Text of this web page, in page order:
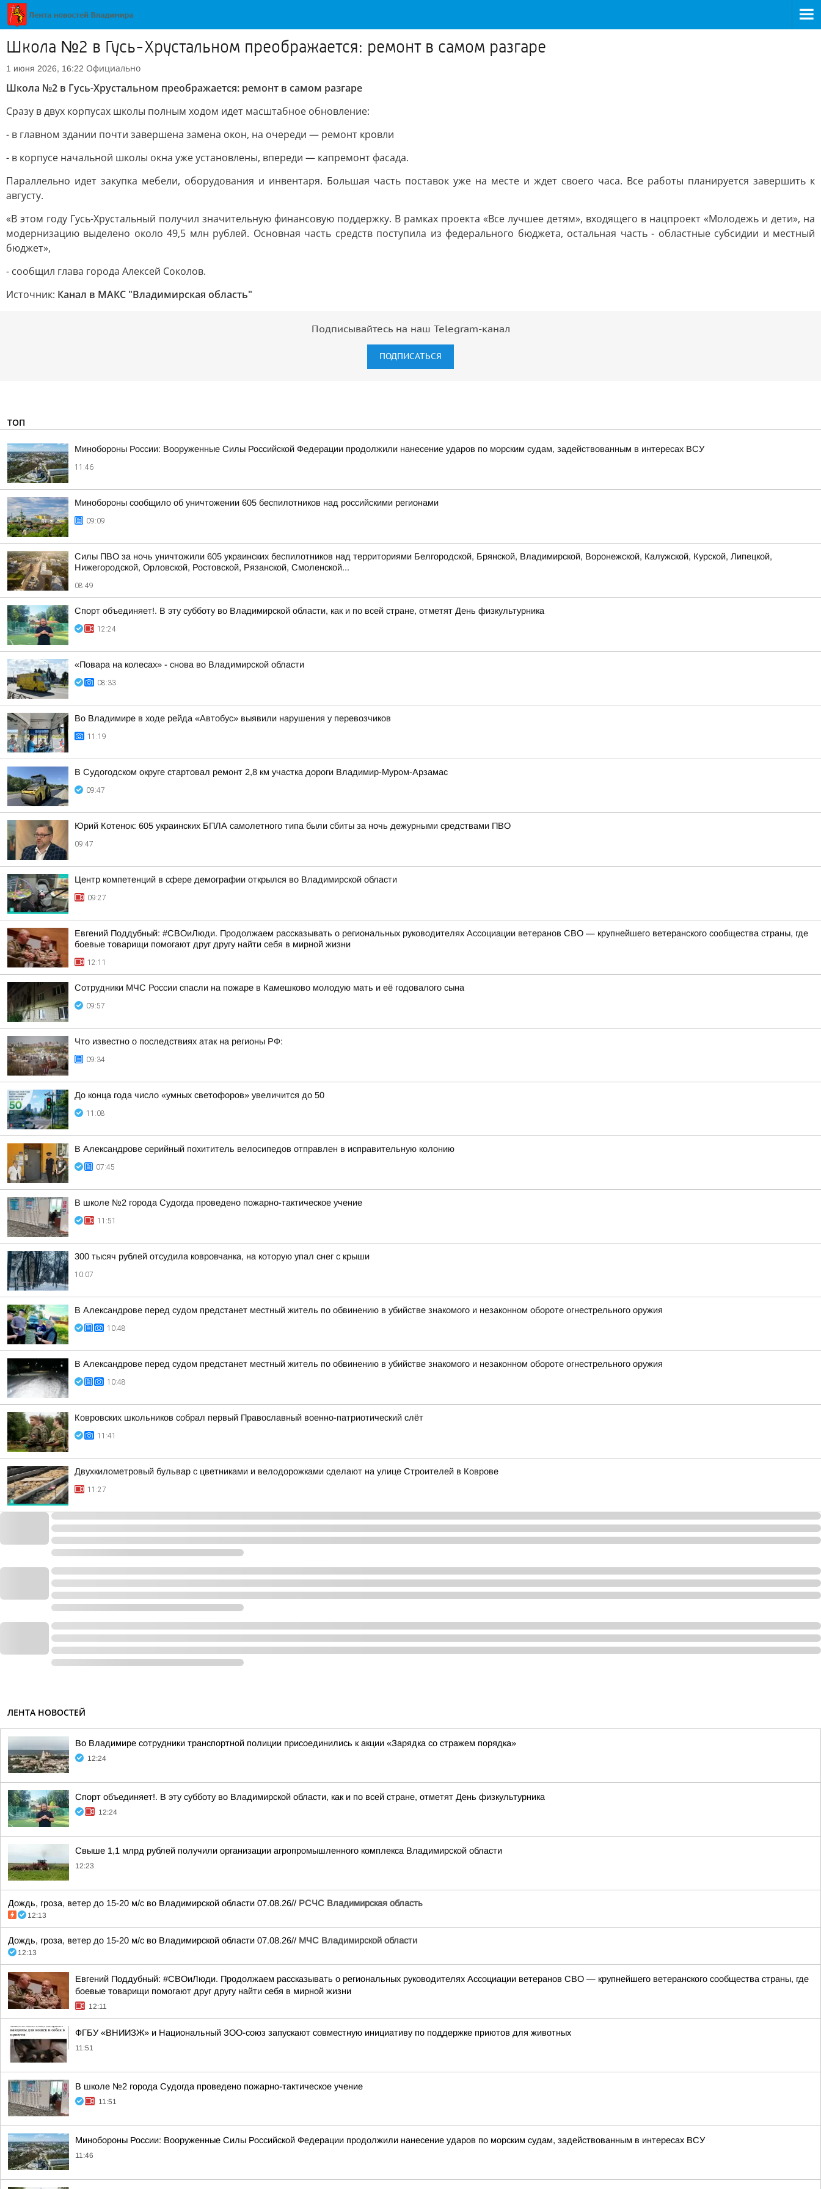
Школа №2 в Гусь-Хрустальном преображается: ремонт в самом разгаре
1 июня 2026, 16:22 Официально
Школа №2 в Гусь-Хрустальном преображается: ремонт в самом разгаре
Сразу в двух корпусах школы полным ходом идет масштабное обновление:
- в главном здании почти завершена замена окон, на очереди — ремонт кровли
- в корпусе начальной школы окна уже установлены, впереди — капремонт фасада.
Параллельно идет закупка мебели, оборудования и инвентаря. Большая часть поставок уже на месте и ждет своего часа. Все работы планируется завершить к
августу.
«В этом году Гусь-Хрустальный получил значительную финансовую поддержку. В рамках проекта «Все лучшее детям», входящего в нацпроект «Молодежь и дети», на
модернизацию выделено около 49,5 млн рублей. Основная часть средств поступила из федерального бюджета, остальная часть - областные субсидии и местный
бюджет»,
- сообщил глава города Алексей Соколов.
Источник: Канал в МАКС "Владимирская область"
Подписывайтесь на наш Telegram-канал
ПОДПИСАТЬСЯ
ТОП
Минобороны России: Вооруженные Силы Российской Федерации продолжили нанесение ударов по морским судам, задействованным в интересах ВСУ
11:46
Минобороны сообщило об уничтожении 605 беспилотников над российскими регионами
09:09
Силы ПВО за ночь уничтожили 605 украинских беспилотников над территориями Белгородской, Брянской, Владимирской, Воронежской, Калужской, Курской, Липецкой,
Нижегородской, Орловской, Ростовской, Рязанской, Смоленской...
08:49
Спорт объединяет!. В эту субботу во Владимирской области, как и по всей стране, отметят День физкультурника
12:24
«Повара на колесах» - снова во Владимирской области
08:33
Во Владимире в ходе рейда «Автобус» выявили нарушения у перевозчиков
11:19
В Судогодском округе стартовал ремонт 2,8 км участка дороги Владимир-Муром-Арзамас
09:47
Юрий Котенок: 605 украинских БПЛА самолетного типа были сбиты за ночь дежурными средствами ПВО
09:47
Центр компетенций в сфере демографии открылся во Владимирской области
09:27
Евгений Поддубный: #СВОиЛюди. Продолжаем рассказывать о региональных руководителях Ассоциации ветеранов СВО — крупнейшего ветеранского сообщества страны, где
боевые товарищи помогают друг другу найти себя в мирной жизни
12:11
Сотрудники МЧС России спасли на пожаре в Камешково молодую мать и её годовалого сына
09:57
Что известно о последствиях атак на регионы РФ:
09:34
До конца года число «умных светофоров» увеличится до 50
11:08
В Александрове серийный похититель велосипедов отправлен в исправительную колонию
07:45
В школе №2 города Судогда проведено пожарно-тактическое учение
11:51
300 тысяч рублей отсудила ковровчанка, на которую упал снег с крыши
10:07
В Александрове перед судом предстанет местный житель по обвинению в убийстве знакомого и незаконном обороте огнестрельного оружия
10:48
В Александрове перед судом предстанет местный житель по обвинению в убийстве знакомого и незаконном обороте огнестрельного оружия
10:48
Ковровских школьников собрал первый Православный военно-патриотический слёт
11:41
Двухкилометровый бульвар с цветниками и велодорожками сделают на улице Строителей в Коврове
11:27
ЛЕНТА НОВОСТЕЙ
Во Владимире сотрудники транспортной полиции присоединились к акции «Зарядка со стражем порядка»
12:24
Спорт объединяет!. В эту субботу во Владимирской области, как и по всей стране, отметят День физкультурника
12:24
Свыше 1,1 млрд рублей получили организации агропромышленного комплекса Владимирской области
12:23
Дождь, гроза, ветер до 15-20 м/с во Владимирской области 07.08.26// РСЧС Владимирская область
12:13
Дождь, гроза, ветер до 15-20 м/с во Владимирской области 07.08.26// МЧС Владимирской области
12:13
Евгений Поддубный: #СВОиЛюди. Продолжаем рассказывать о региональных руководителях Ассоциации ветеранов СВО — крупнейшего ветеранского сообщества страны, где
боевые товарищи помогают друг другу найти себя в мирной жизни
12:11
ФГБУ «ВНИИЗЖ» и Национальный ЗОО-союз запускают совместную инициативу по поддержке приютов для животных
11:51
В школе №2 города Судогда проведено пожарно-тактическое учение
11:51
Минобороны России: Вооруженные Силы Российской Федерации продолжили нанесение ударов по морским судам, задействованным в интересах ВСУ
11:46